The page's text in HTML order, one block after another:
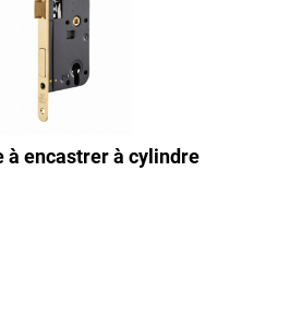
à encastrer à cylindre